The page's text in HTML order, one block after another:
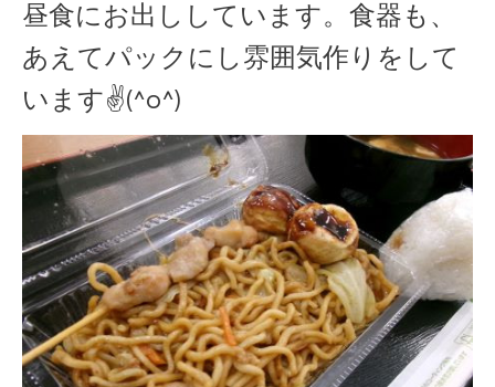
昼食にお出ししています。食器も、
あえてパックにし雰囲気作りをして
います✌(^o^)